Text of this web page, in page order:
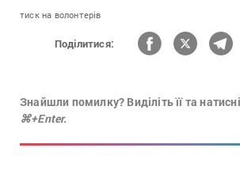
тиск на волонтерів
Поділитися:
Знайшли помилку? Виділіть її та
⌘+Enter.